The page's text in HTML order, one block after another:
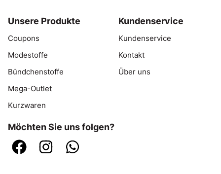
Unsere Produkte
Coupons
Modestoffe
Bündchenstoffe
Mega-Outlet
Kurzwaren
Kundenservice
Kundenservice
Kontakt
Über uns
Möchten Sie uns folgen?